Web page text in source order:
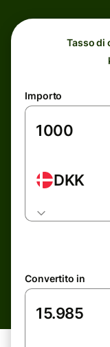
Tasso di
Importo
DKK
Convertito in